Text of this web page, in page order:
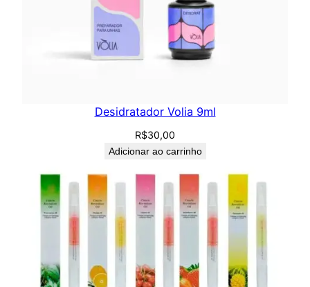
Desidratador Volia 9ml
R$30,00
Adicionar ao carrinho